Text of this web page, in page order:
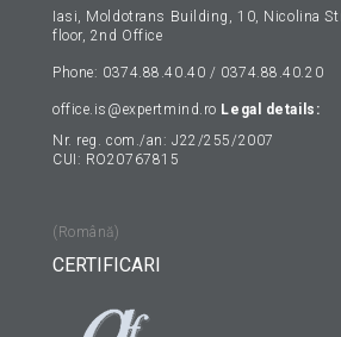
Iasi, Moldotrans Building, 10, Nicolina
floor, 2nd Office
Phone: 0374.88.40.40 / 0374.88.40.20
office.is@expertmind.ro Legal details:
Nr. reg. com./an: J22/255/2007
CUI: RO20767815
(Română)
CERTIFICARI